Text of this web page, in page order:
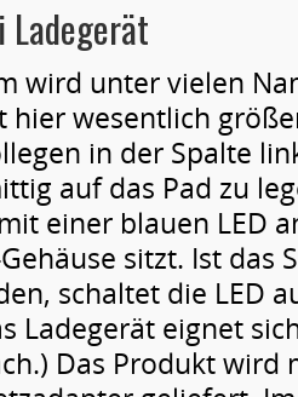
Ladegerät
wird unter vielen
hier wesentlich
in der Spalte
auf das Pad zu
einer blauen LED
sitzt. Ist das
schaltet die LED
Ladegerät eignet
Das Produkt wird